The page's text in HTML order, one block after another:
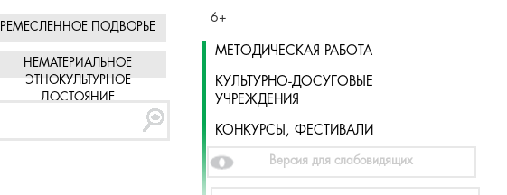
РЕМЕСЛЕННОЕ ПОДВОРЬЕ
НЕМАТЕРИАЛЬНОЕ
ЭТНОКУЛЬТУРНОЕ
ДОСТОЯНИЕ
6+
МЕТОДИЧЕСКАЯ РАБОТА
КУЛЬТУРНО-ДОСУГОВЫЕ
УЧРЕЖДЕНИЯ
КОНКУРСЫ, ФЕСТИВАЛИ
Версия для слабовидящих